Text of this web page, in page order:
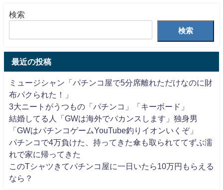
検索
検索
最近の投稿
ミュージシャン「パチンコ屋で5分席離れただけなのに財
布パクられた！」
3大ニートがうつもの「パチンコ」「キーボード」
結婚してる人「GWは海外でバカンスします」独身男
「GWはパチンコゲームYouTube釣りイオンいくぞ」
パチンコで4万負けた、持ってきた傘も取られててずぶ濡
れで家に帰ってきた
このTシャツきてパチンコ屋に一日いたら10万円もらえる
なら？